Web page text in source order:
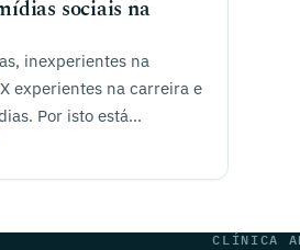
sociais na
inexperientes na
experientes na carreira e
Por isto está
CLÍNICA